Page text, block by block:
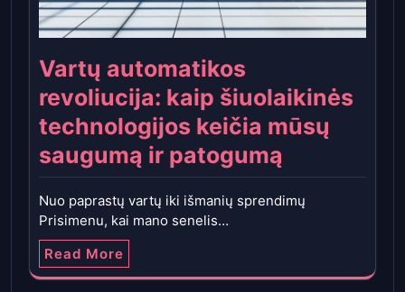
Vartų automatikos
revoliucija: kaip šiuolaikinės
technologijos keičia mūsų
saugumą ir patogumą
Nuo paprastų vartų iki išmanių sprendimų
Prisimenu, kai mano senelis…
Read More